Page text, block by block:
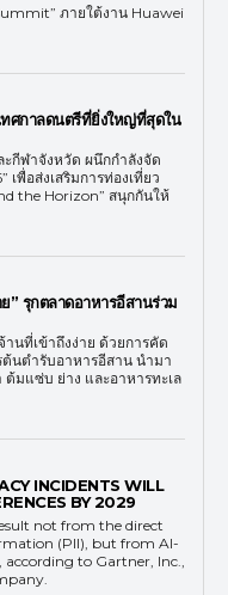
ภายใต้งาน Huawei
ศกาลดนตรีที่ยิ่งใหญ่ที่สุดใน
ะกีฬาจังหวัด ผนึกกำลังจัด
เพื่อส่งเสริมการท่องเที่ยว
the Horizon” สนุกกันให้
” รุกตลาดอาหารอีสานร่วม
นที่เข้าถึงง่าย ด้วยการคัด
ต้นตำรับอาหารอีสาน นำมา
มแซ่บ ย่าง และอาหารทะเล
INCIDENTS WILL
BY 2029
not from the direct
(PII), but from AI-
to Gartner, Inc.,